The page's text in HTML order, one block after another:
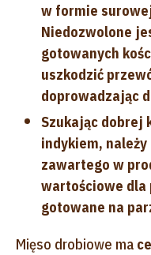
w formie
Niedozwolone
gotowanych
uszkodzić
doprowadzając
Szukając dobrej
indykiem,
zawartego w
wartościowe dla
gotowane na
Mięso drobiowe ma